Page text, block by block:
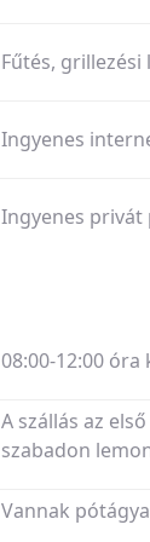
Fűtés,
Ingyenes
Ingyenes privát
08:00-12:00
A szállás az
szabadon
Vannak